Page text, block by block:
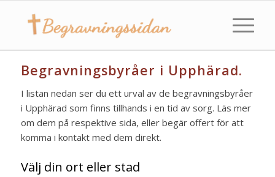
Begravningsbyråer i Upphärad.
I listan nedan ser du ett urval av de begravningsbyråer
i Upphärad som finns tillhands i en tid av sorg. Läs mer
om dem på respektive sida, eller begär offert för att
komma i kontakt med dem direkt.
Välj din ort eller stad